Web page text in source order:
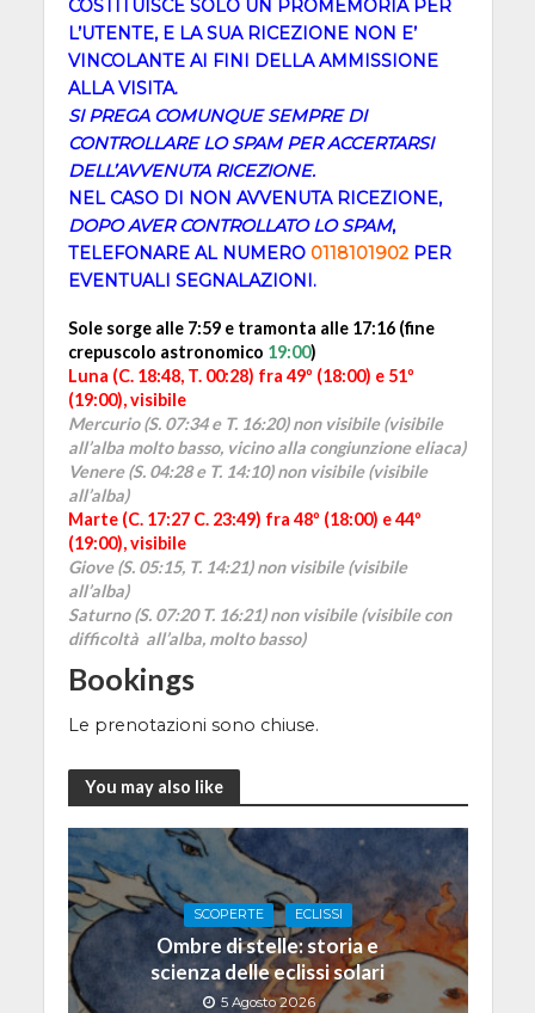
COSTITUISCE SOLO UN PROMEMORIA PER
L’UTENTE, E LA SUA RICEZIONE NON E’
VINCOLANTE AI FINI DELLA AMMISSIONE
ALLA VISITA.
SI PREGA COMUNQUE SEMPRE DI
CONTROLLARE LO SPAM PER ACCERTARSI
DELL’AVVENUTA RICEZIONE.
NEL CASO DI NON AVVENUTA RICEZIONE,
DOPO AVER CONTROLLATO LO SPAM,
TELEFONARE AL NUMERO 0118101902PER
EVENTUALI SEGNALAZIONI.
Sole sorge alle 7:59 e tramonta alle 17:16 (fine
crepuscolo astronomico 19:00)
Luna (C. 18:48, T. 00:28) fra 49º (18:00) e 51º
(19:00), visibile
Mercurio (S. 07:34 e T. 16:20) non visibile (visibile
all’alba molto basso, vicino alla congiunzione eliaca)
Venere (S. 04:28 e T. 14:10) non visibile (visibile
all’alba)
Marte (C. 17:27 C. 23:49) fra 48º (18:00) e 44º
(19:00), visibile
Giove (S. 05:15, T. 14:21) non visibile (visibile
all’alba)
Saturno (S. 07:20 T. 16:21) non visibile (visibile con
difficoltà all’alba, molto basso)
Bookings
Le prenotazioni sono chiuse.
You may also like
SCOPERTE ECLISSI
Ombre di stelle: storia e
scienza delle eclissi solari
5 Agosto 2026